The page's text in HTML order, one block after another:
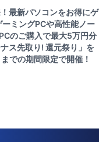
最新パソコンをお得にゲ
ミングPCや高性能ノー
のご購入で最大5万円分
ス先取り! 還元祭り」を
での期間限定で開催！